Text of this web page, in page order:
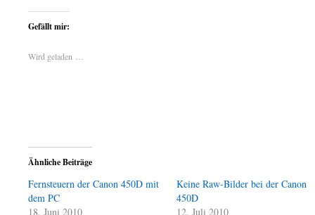
Gefällt mir:
Wird geladen …
Ähnliche Beiträge
Fernsteuern der Canon 450D mit
dem PC
18. Juni 2010
Keine Raw-Bilder bei der Canon
450D
12. Juli 2010